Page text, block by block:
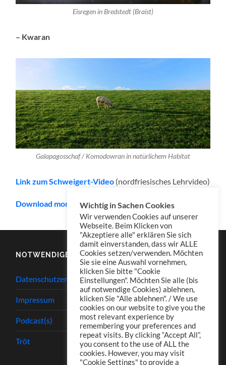
Eisregen in Bredstedt (Braist)
– Kwaran
Galapagosschaf / Komodowran in natürlichem Habitat
Link zum Schweigert-Video (nordfriesisches Lehrvideo)
Download mono
NOTWENDIGES
Datenschutzerklärung
Impressum
Podcast(s)
Tröt
Wichtig in Sachen Cookies
Wir verwenden Cookies auf unserer
Webseite. Beim Klicken von
"Akzeptiere alle" erklären Sie sich
damit einverstanden, dass wir ALLE
Cookies setzen/verwenden. Möchten
Sie sie eine Auswahl vornehmen,
klicken Sie bitte "Cookie
Einstellungen". Möchten Sie alle (bis
auf notwendige Cookies) ablehnen,
klicken Sie "Alle ablehnen". / We use
cookies on our website to give you the
most relevant experience by
remembering your preferences and
repeat visits. By clicking “Accept All”,
you consent to the use of ALL the
cookies. However, you may visit
"Cookie Settings" to provide a